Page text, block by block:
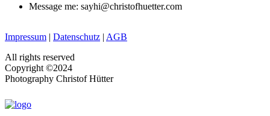
Message me: sayhi@christofhuetter.com
Impressum | Datenschutz | AGB
All rights reserved
Copyright ©2024
Photography Christof Hütter